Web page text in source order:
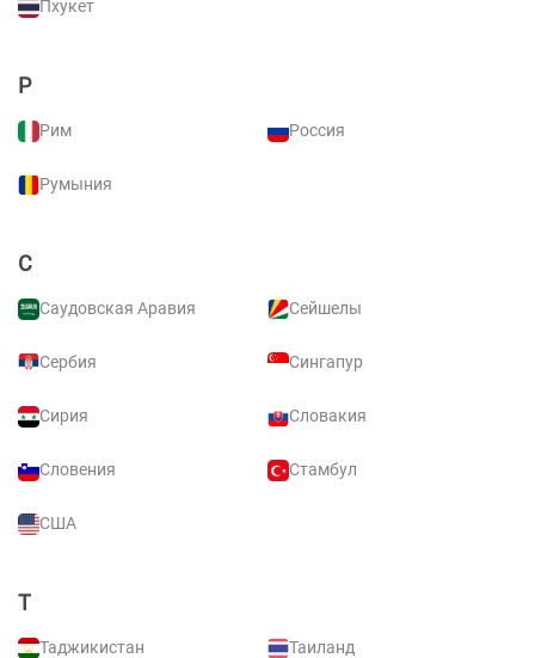
Пхукет
Р
Рим Россия
Румыния
С
Саудовская Аравия Сейшелы
Сербия Сингапур
Сирия Словакия
Словения Стамбул
США
Т
Таджикистан Таиланд